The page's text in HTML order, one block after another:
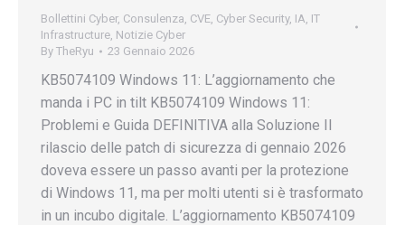
Bollettini Cyber, Consulenza, CVE, Cyber Security, IA, IT
Infrastructure, Notizie Cyber
By TheRyu 23 Gennaio 2026
KB5074109 Windows 11: L’aggiornamento che
manda i PC in tilt KB5074109 Windows 11:
Problemi e Guida DEFINITIVA alla Soluzione Il
rilascio delle patch di sicurezza di gennaio 2026
doveva essere un passo avanti per la protezione
di Windows 11, ma per molti utenti si è trasformato
in un incubo digitale. L’aggiornamento KB5074109